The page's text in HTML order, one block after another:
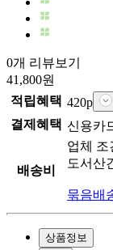
0개 리뷰보기
41,800원
적립혜택 420p
결제혜택 신용카
배송비
업체 조
도서산
묶음배
상품정보